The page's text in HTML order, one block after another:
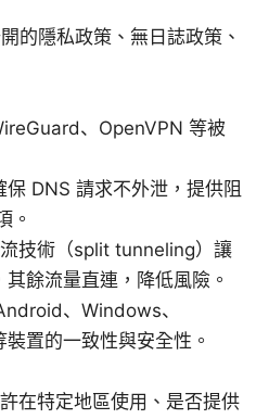
的隱私政策、無日誌政策、
、OpenVPN 等被
DNS 請求不外泄，提供阻
。
技術（split tunneling）讓
餘流量直連，降低風險。
、Windows、
置的一致性與安全性。
在特定地區使用、是否提供